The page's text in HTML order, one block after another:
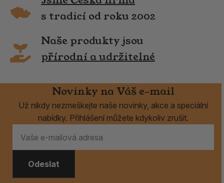
s tradicí od roku 2002
Naše produkty jsou
přírodní a udržitelné
Novinky na Váš e-mail
Už nikdy nezmeškejte naše novinky, akce a speciální
nabídky. Přihlášení můžete kdykoliv zrušit.
Odeslat